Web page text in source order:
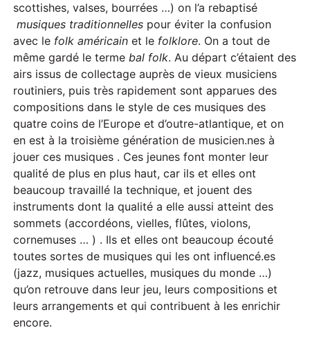
scottishes, valses, bourrées …) on l’a rebaptisé
musiques traditionnelles pour éviter la confusion
avec le folk américain et le folklore. On a tout de
même gardé le terme bal folk. Au départ c’étaient des
airs issus de collectage auprès de vieux musiciens
routiniers, puis très rapidement sont apparues des
compositions dans le style de ces musiques des
quatre coins de l’Europe et d’outre-atlantique, et on
en est à la troisième génération de musicien.nes à
jouer ces musiques . Ces jeunes font monter leur
qualité de plus en plus haut, car ils et elles ont
beaucoup travaillé la technique, et jouent des
instruments dont la qualité a elle aussi atteint des
sommets (accordéons, vielles, flûtes, violons,
cornemuses … ) . Ils et elles ont beaucoup écouté
toutes sortes de musiques qui les ont influencé.es
(jazz, musiques actuelles, musiques du monde …)
qu’on retrouve dans leur jeu, leurs compositions et
leurs arrangements et qui contribuent à les enrichir
encore.